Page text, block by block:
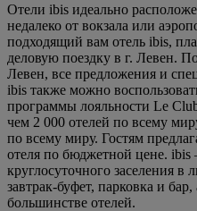
Отели ibis идеально
недалеко от вокзала или
подходящий вам отель ibis,
деловую поездку в г. Левен.
Левен, все предложения и
ibis также можно
программы лояльности Le
чем 2 000 отелей по всему
по всему миру. Гостям
отеля по бюджетной цене.
круглосуточного заселения в
завтрак-буфет, парковка и
большинстве отелей.